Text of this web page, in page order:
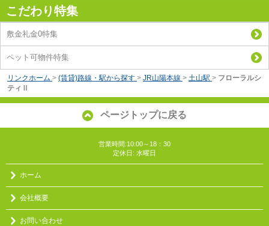
こだわり特集
敷金礼金0特集
ペット可物件特集
リンクホーム > (賃貸)路線・駅から探す > JR山陽本線 > 土山駅 > フローラルシ
ティⅡ
ページトップに戻る
営業時間:10:00～18：30
定休日: 水曜日
ホーム
会社概要
お問い合わせ